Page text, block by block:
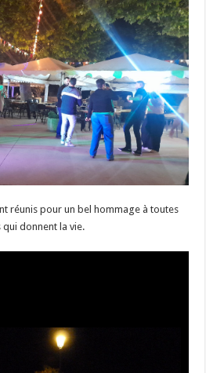
réunis pour un bel hommage à toutes
qui donnent la vie.